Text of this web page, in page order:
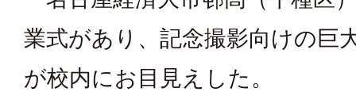
業式があり、記念撮影向けの巨
が校内にお目見えした。